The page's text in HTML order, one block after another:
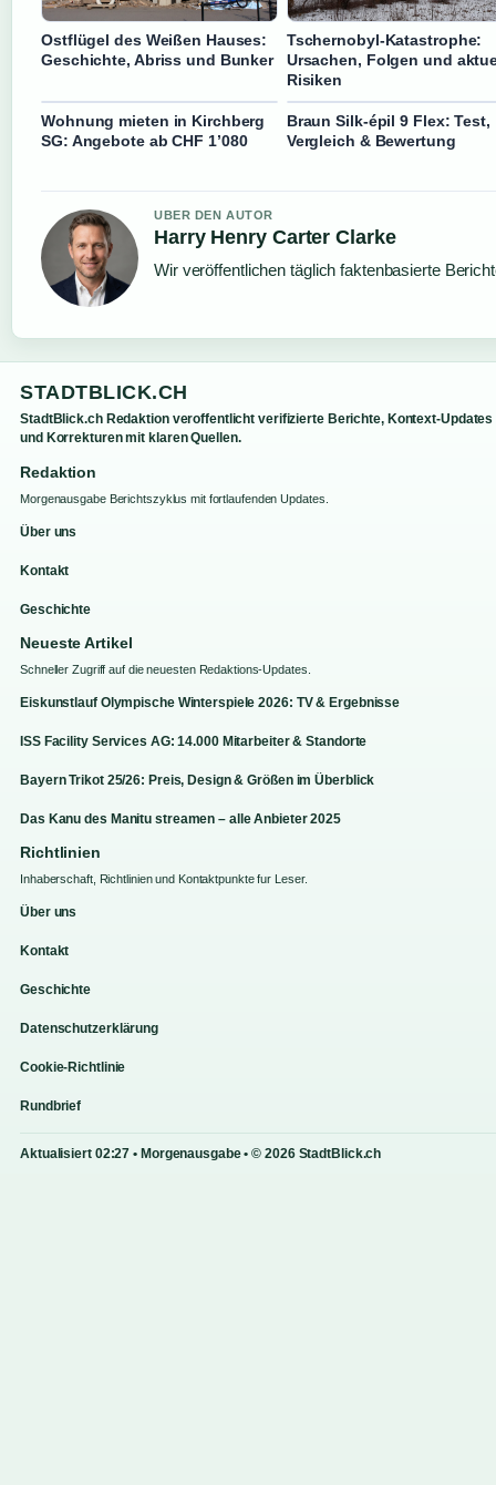
Ostflügel des Weißen Hauses:
Geschichte, Abriss und Bunker
Tschernobyl-Katastrophe:
Ursachen, Folgen und
Risiken
Wohnung mieten in Kirchberg
SG: Angebote ab CHF 1’080
Braun Silk-épil 9 Flex: Test,
Vergleich & Bewertung
UBER DEN AUTOR
Harry Henry Carter Clarke
Wir veröffentlichen täglich faktenbasierte
STADTBLICK.CH
StadtBlick.ch Redaktion veroffentlicht verifizierte Berichte, Kontext-Updates
und Korrekturen mit klaren Quellen.
Redaktion
Morgenausgabe Berichtszyklus mit fortlaufenden Updates.
Über uns
Kontakt
Geschichte
Neueste Artikel
Schneller Zugriff auf die neuesten Redaktions-Updates.
Eiskunstlauf Olympische Winterspiele 2026: TV & Ergebnisse
ISS Facility Services AG: 14.000 Mitarbeiter & Standorte
Bayern Trikot 25/26: Preis, Design & Größen im Überblick
Das Kanu des Manitu streamen – alle Anbieter 2025
Richtlinien
Inhaberschaft, Richtlinien und Kontaktpunkte fur Leser.
Über uns
Kontakt
Geschichte
Datenschutzerklärung
Cookie-Richtlinie
Rundbrief
Aktualisiert 02:27 • Morgenausgabe • © 2026 StadtBlick.ch